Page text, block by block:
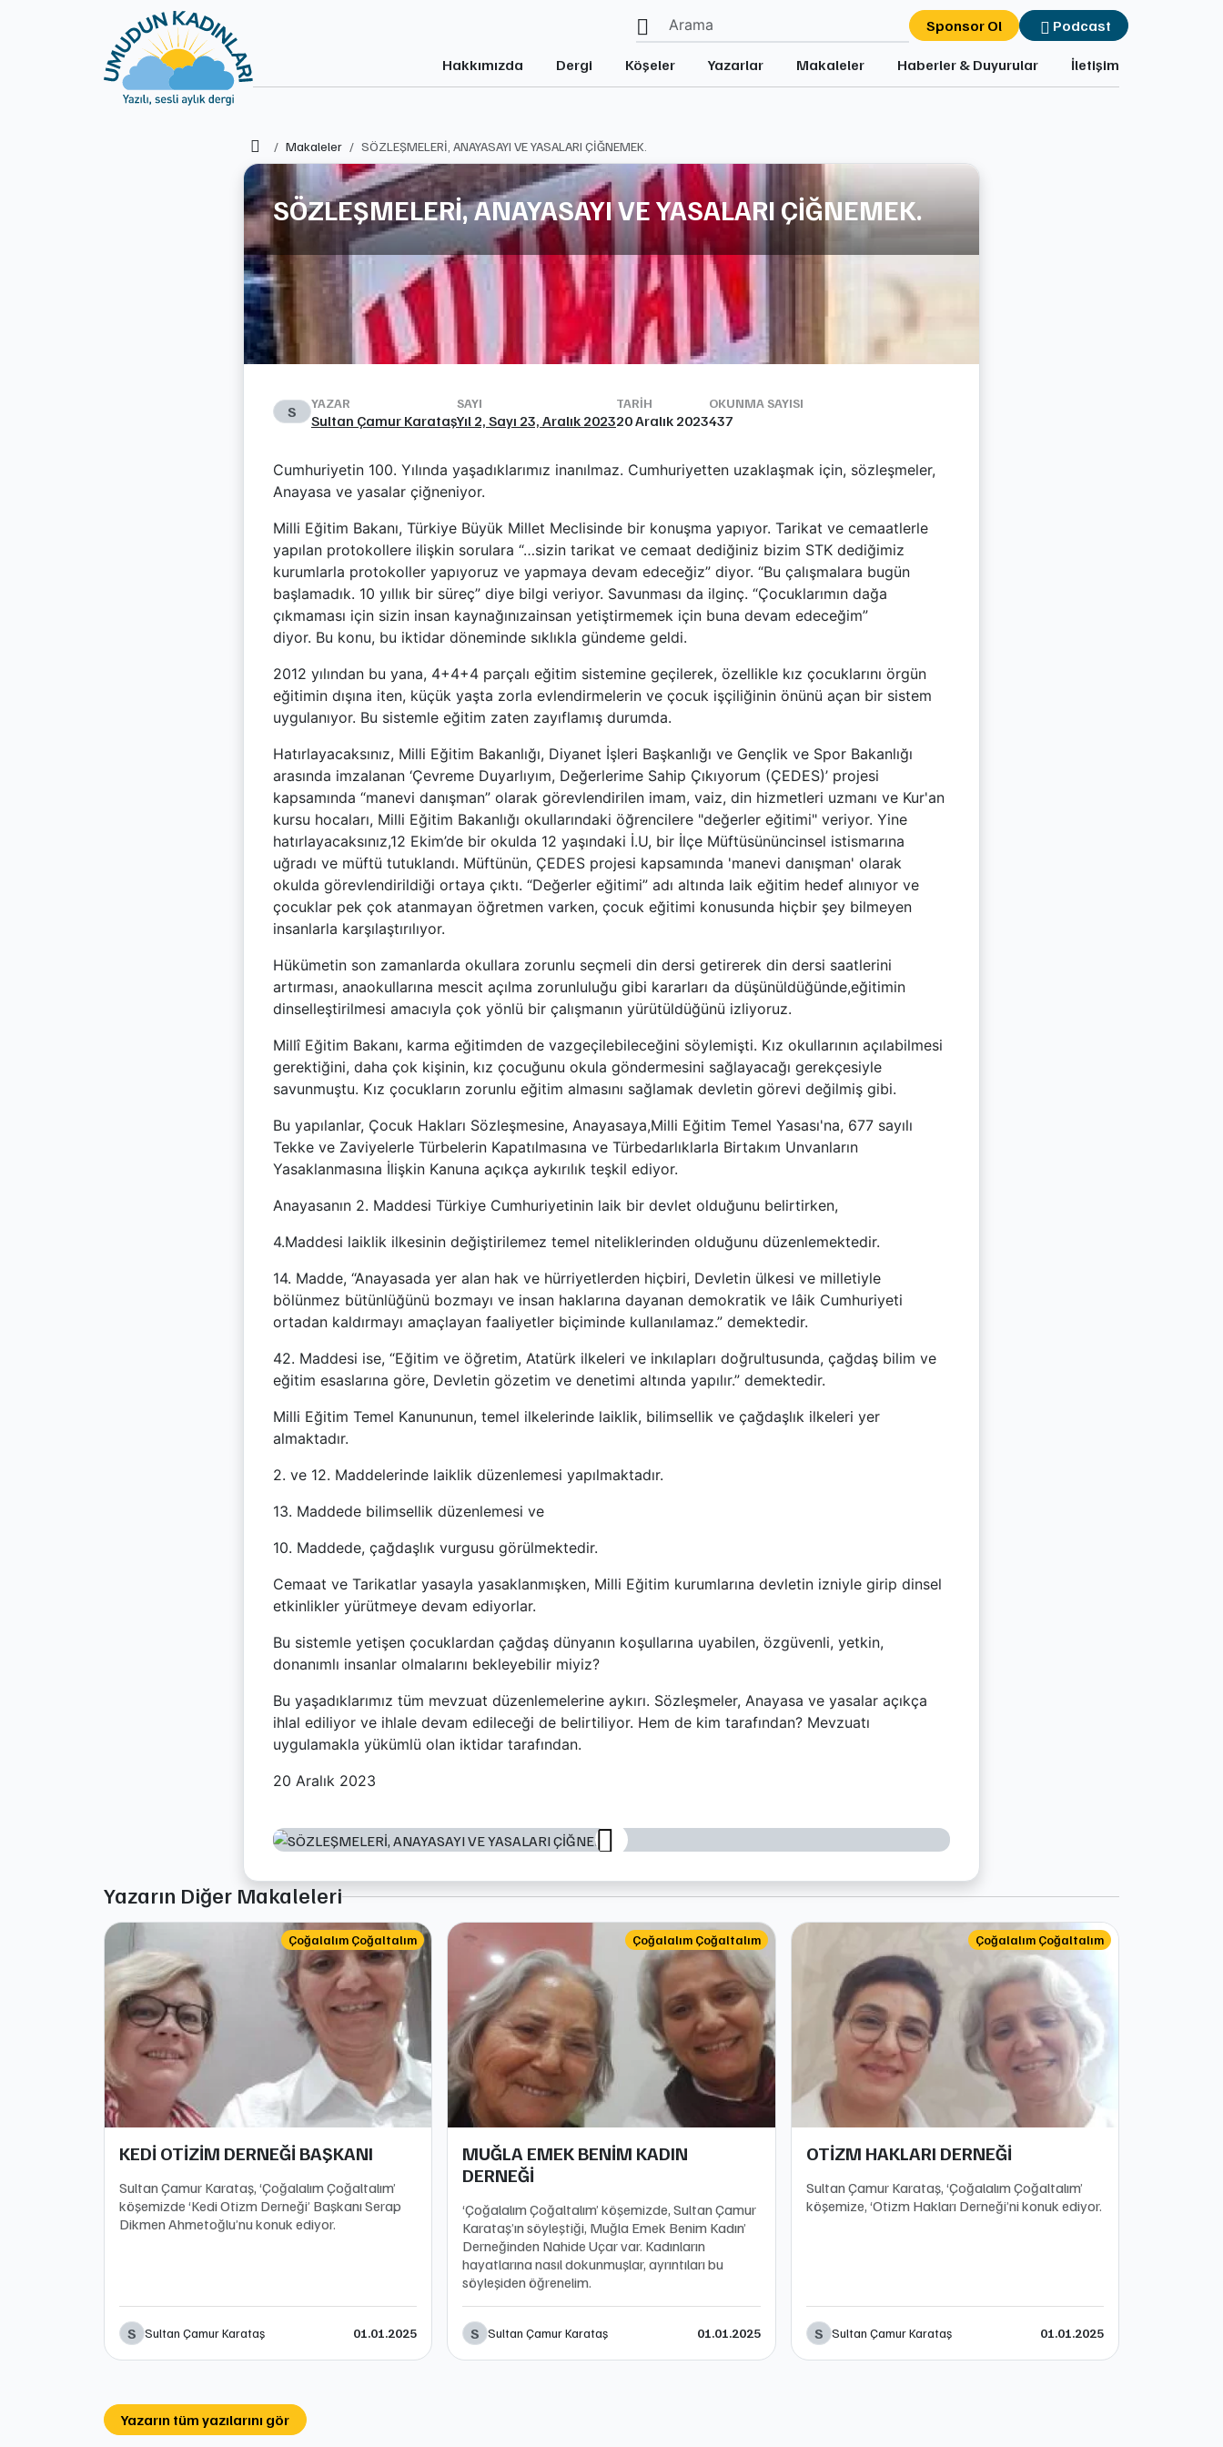
Sponsor Ol Podcast
Hakkımızda Dergi Köşeler Yazarlar Makaleler Haberler & Duyurular İletişim
Ana SayfaMakaleler SÖZLEŞMELERİ, ANAYASAYI VE YASALARI ÇİĞNEMEK.
SÖZLEŞMELERİ, ANAYASAYI VE YASALARI ÇİĞNEMEK.
S YAZAR
Sultan Çamur Karataş
SAYI
Yıl 2, Sayı 23, Aralık 2023
TARIH
20 Aralık 2023
OKUNMA SAYISI
437
Cumhuriyetin 100. Yılında yaşadıklarımız inanılmaz. Cumhuriyetten uzaklaşmak için, sözleşmeler,
Anayasa ve yasalar çiğneniyor.
Milli Eğitim Bakanı, Türkiye Büyük Millet Meclisinde bir konuşma yapıyor. Tarikat ve cemaatlerle
yapılan protokollere ilişkin sorulara “…sizin tarikat ve cemaat dediğiniz bizim STK dediğimiz
kurumlarla protokoller yapıyoruz ve yapmaya devam edeceğiz” diyor. “Bu çalışmalara bugün
başlamadık. 10 yıllık bir süreç” diye bilgi veriyor. Savunması da ilginç. “Çocuklarımın dağa
çıkmaması için sizin insan kaynağınızainsan yetiştirmemek için buna devam edeceğim”
diyor. Bu konu, bu iktidar döneminde sıklıkla gündeme geldi.
2012 yılından bu yana, 4+4+4 parçalı eğitim sistemine geçilerek, özellikle kız çocuklarını örgün
eğitimin dışına iten, küçük yaşta zorla evlendirmelerin ve çocuk işçiliğinin önünü açan bir sistem
uygulanıyor. Bu sistemle eğitim zaten zayıflamış durumda.
Hatırlayacaksınız, Milli Eğitim Bakanlığı, Diyanet İşleri Başkanlığı ve Gençlik ve Spor Bakanlığı
arasında imzalanan ‘Çevreme Duyarlıyım, Değerlerime Sahip Çıkıyorum (ÇEDES)’ projesi
kapsamında “manevi danışman” olarak görevlendirilen imam, vaiz, din hizmetleri uzmanı ve Kur'an
kursu hocaları, Milli Eğitim Bakanlığı okullarındaki öğrencilere "değerler eğitimi" veriyor. Yine
hatırlayacaksınız,12 Ekim’de bir okulda 12 yaşındaki İ.U, bir İlçe Müftüsününcinsel istismarına
uğradı ve müftü tutuklandı. Müftünün, ÇEDES projesi kapsamında 'manevi danışman' olarak
okulda görevlendirildiği ortaya çıktı. “Değerler eğitimi” adı altında laik eğitim hedef alınıyor ve
çocuklar pek çok atanmayan öğretmen varken, çocuk eğitimi konusunda hiçbir şey bilmeyen
insanlarla karşılaştırılıyor.
Hükümetin son zamanlarda okullara zorunlu seçmeli din dersi getirerek din dersi saatlerini
artırması, anaokullarına mescit açılma zorunluluğu gibi kararları da düşünüldüğünde,eğitimin
dinselleştirilmesi amacıyla çok yönlü bir çalışmanın yürütüldüğünü izliyoruz.
Millî Eğitim Bakanı, karma eğitimden de vazgeçilebileceğini söylemişti. Kız okullarının açılabilmesi
gerektiğini, daha çok kişinin, kız çocuğunu okula göndermesini sağlayacağı gerekçesiyle
savunmuştu. Kız çocukların zorunlu eğitim almasını sağlamak devletin görevi değilmiş gibi.
Bu yapılanlar, Çocuk Hakları Sözleşmesine, Anayasaya,Milli Eğitim Temel Yasası'na, 677 sayılı
Tekke ve Zaviyelerle Türbelerin Kapatılmasına ve Türbedarlıklarla Birtakım Unvanların
Yasaklanmasına İlişkin Kanuna açıkça aykırılık teşkil ediyor.
Anayasanın 2. Maddesi Türkiye Cumhuriyetinin laik bir devlet olduğunu belirtirken,
4.Maddesi laiklik ilkesinin değiştirilemez temel niteliklerinden olduğunu düzenlemektedir.
14. Madde, “Anayasada yer alan hak ve hürriyetlerden hiçbiri, Devletin ülkesi ve milletiyle
bölünmez bütünlüğünü bozmayı ve insan haklarına dayanan demokratik ve lâik Cumhuriyeti
ortadan kaldırmayı amaçlayan faaliyetler biçiminde kullanılamaz.” demektedir.
42. Maddesi ise, “Eğitim ve öğretim, Atatürk ilkeleri ve inkılapları doğrultusunda, çağdaş bilim ve
eğitim esaslarına göre, Devletin gözetim ve denetimi altında yapılır.” demektedir.
Milli Eğitim Temel Kanununun, temel ilkelerinde laiklik, bilimsellik ve çağdaşlık ilkeleri yer
almaktadır.
2. ve 12. Maddelerinde laiklik düzenlemesi yapılmaktadır.
13. Maddede bilimsellik düzenlemesi ve
10. Maddede, çağdaşlık vurgusu görülmektedir.
Cemaat ve Tarikatlar yasayla yasaklanmışken, Milli Eğitim kurumlarına devletin izniyle girip dinsel
etkinlikler yürütmeye devam ediyorlar.
Bu sistemle yetişen çocuklardan çağdaş dünyanın koşullarına uyabilen, özgüvenli, yetkin,
donanımlı insanlar olmalarını bekleyebilir miyiz?
Bu yaşadıklarımız tüm mevzuat düzenlemelerine aykırı. Sözleşmeler, Anayasa ve yasalar açıkça
ihlal ediliyor ve ihlale devam edileceği de belirtiliyor. Hem de kim tarafından? Mevzuatı
uygulamakla yükümlü olan iktidar tarafından.
20 Aralık 2023
Yazarın Diğer Makaleleri
Çoğalalım Çoğaltalım
KEDİ OTİZİM DERNEĞİ BAŞKANI
Sultan Çamur Karataş, ‘Çoğalalım Çoğaltalım’
köşemizde ‘Kedi Otizm Derneği’ Başkanı Serap
Dikmen Ahmetoğlu’nu konuk ediyor.
S Sultan Çamur Karataş 01.01.2025
Çoğalalım Çoğaltalım
MUĞLA EMEK BENİM KADIN
DERNEĞİ
‘Çoğalalım Çoğaltalım’ köşemizde, Sultan Çamur
Karataş’ın söyleştiği, Muğla Emek Benim Kadın’
Derneğinden Nahide Uçar var. Kadınların
hayatlarına nasıl dokunmuşlar, ayrıntıları bu
söyleşiden öğrenelim.
S Sultan Çamur Karataş 01.01.2025
Çoğalalım Çoğaltalım
OTİZM HAKLARI DERNEĞİ
Sultan Çamur Karataş, ‘Çoğalalım Çoğaltalım’
köşemize, ‘Otizm Hakları Derneği’ni konuk ediyor.
S Sultan Çamur Karataş 01.01.2025
Yazarın tüm yazılarını gör